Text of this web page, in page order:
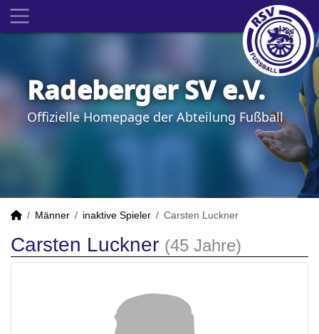
Radeberger SV e.V.
Offizielle Homepage der Abteilung Fußball
Männer inaktive Spieler Carsten Luckner
Carsten Luckner (45 Jahre)